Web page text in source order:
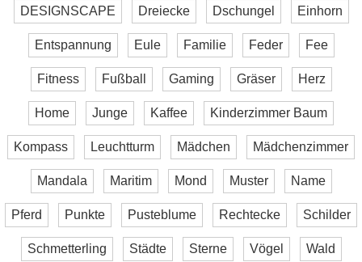
DESIGNSCAPE Dreiecke Dschungel Einhorn
Entspannung Eule Familie Feder Fee
Fitness Fußball Gaming Gräser Herz
Home Junge Kaffee Kinderzimmer Baum
Kompass Leuchtturm Mädchen Mädchenzimmer
Mandala Maritim Mond Muster Name
Pferd Punkte Pusteblume Rechtecke Schilder
Schmetterling Städte Sterne Vögel Wald